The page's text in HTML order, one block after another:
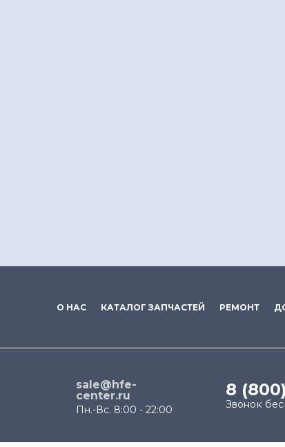
О НАС КАТАЛОГ ЗАПЧАСТЕЙ РЕМОНТ
sale@hfe-
center.ru
Пн.-Вс. 8:00 - 22:00
8
Звонок